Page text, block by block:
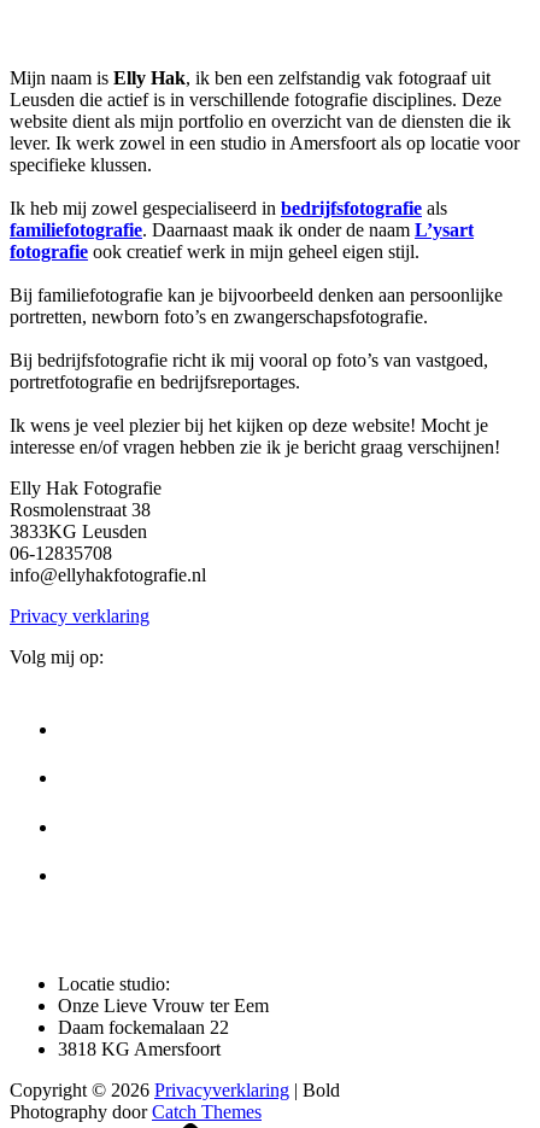
Mijn naam is Elly Hak, ik ben een zelfstandig vak fotograaf uit
Leusden die actief is in verschillende fotografie disciplines. Deze
website dient als mijn portfolio en overzicht van de diensten die ik
lever. Ik werk zowel in een studio in Amersfoort als op locatie voor
specifieke klussen.
Ik heb mij zowel gespecialiseerd in bedrijfsfotografie als
familiefotografie. Daarnaast maak ik onder de naam L’ysart
fotografie ook creatief werk in mijn geheel eigen stijl.
Bij familiefotografie kan je bijvoorbeeld denken aan persoonlijke
portretten, newborn foto’s en zwangerschapsfotografie.
Bij bedrijfsfotografie richt ik mij vooral op foto’s van vastgoed,
portretfotografie en bedrijfsreportages.
Ik wens je veel plezier bij het kijken op deze website! Mocht je
interesse en/of vragen hebben zie ik je bericht graag verschijnen!
Elly Hak Fotografie
Rosmolenstraat 38
3833KG Leusden
06-12835708
info@ellyhakfotografie.nl
Privacy verklaring
Volg mij op:
Locatie studio:
Onze Lieve Vrouw ter Eem
Daam fockemalaan 22
3818 KG Amersfoort
Copyright © 2026 Privacyverklaring | Bold
Photography doorCatch Themes